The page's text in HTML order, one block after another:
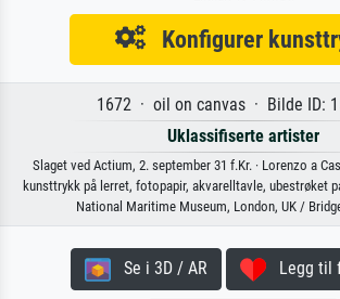
Konfigurer
1672 · oil on canvas · Bilde ID:
Uklassifiserte artister
Slaget ved Actium, 2. september 31 f.Kr. · Lorenzo a
kunsttrykk på lerret, fotopapir, akvarelltavle, ubestrøket
National Maritime Museum, London, UK /
Se i 3D / AR Legg til